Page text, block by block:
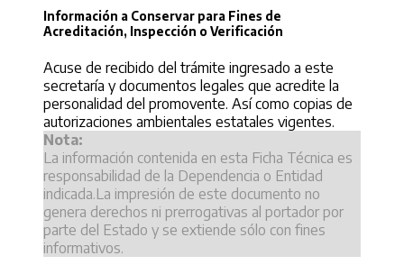
Información a Conservar para Fines de
Acreditación, Inspección o Verificación
Acuse de recibido del trámite ingresado a este
secretaría y documentos legales que acredite la
personalidad del promovente. Así como copias de
autorizaciones ambientales estatales vigentes.
Nota:
La información contenida en esta Ficha Técnica es
responsabilidad de la Dependencia o Entidad
indicada.La impresión de este documento no
genera derechos ni prerrogativas al portador por
parte del Estado y se extiende sólo con fines
informativos.